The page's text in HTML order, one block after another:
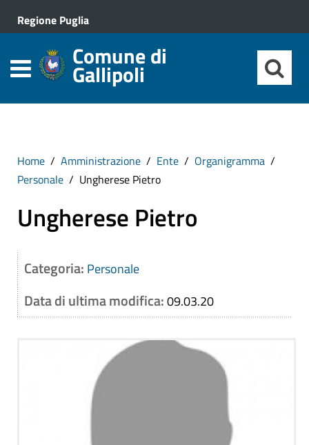
Regione Puglia
Comune di
Gallipoli
Home Amministrazione Ente
Organigramma
Personale
Ungherese Pietro
Ungherese Pietro
Categoria: Personale
Data di ultima modifica:09.03.20